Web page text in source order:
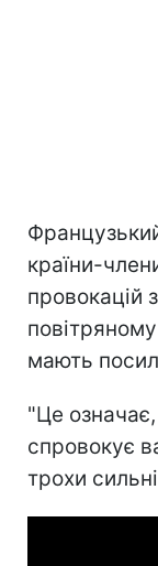
країни-
провокацій
мають
"Це
спровокує
трохи